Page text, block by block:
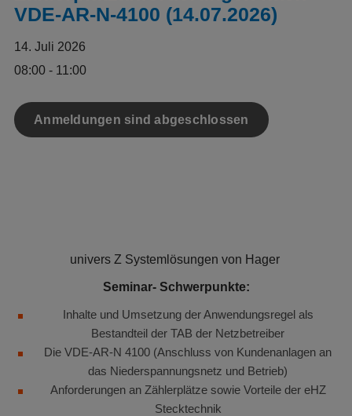
VDE-AR-N-4100 (14.07.2026)
14. Juli 2026
08:00 - 11:00
Anmeldungen sind abgeschlossen
univers Z Systemlösungen von Hager
Seminar- Schwerpunkte:
Inhalte und Umsetzung der Anwendungsregel als
Bestandteil der TAB der Netzbetreiber
Die VDE-AR-N 4100 (Anschluss von Kundenanlagen an
das Niederspannungsnetz und Betrieb)
Anforderungen an Zählerplätze sowie Vorteile der eHZ
Stecktechnik